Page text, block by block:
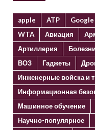
apple ATP Google
WTA
Авиация
Артиллерия
ВОЗ
Гаджеты
Инженерные войска и
Информационная
Машинное обучение
Научно-популярное